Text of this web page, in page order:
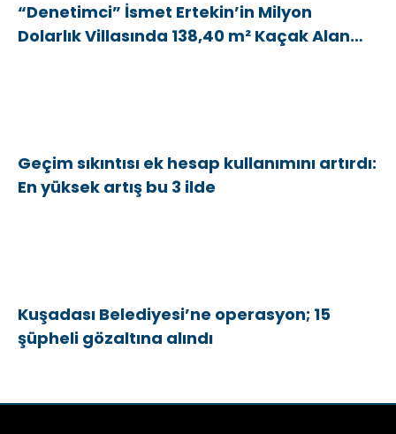
“Denetimci” İsmet Ertekin’in Milyon
Dolarlık Villasında 138,40 m² Kaçak Alan
Geçim sıkıntısı ek hesap kullanımını artırdı:
En yüksek artış bu 3 ilde
Kuşadası Belediyesi’ne operasyon; 15
şüpheli gözaltına alındı